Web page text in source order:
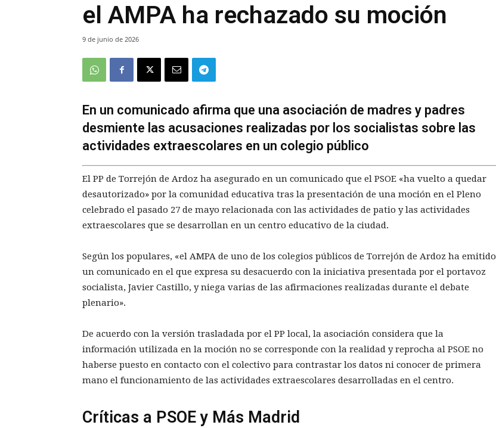
el AMPA ha rechazado su moción
9 de junio de 2026
En un comunicado afirma que una asociación de madres y padres
desmiente las acusaciones realizadas por los socialistas sobre las
actividades extraescolares en un colegio público
El PP de Torrejón de Ardoz ha asegurado en un comunicado que el PSOE «ha vuelto a quedar
desautorizado» por la comunidad educativa tras la presentación de una moción en el Pleno
celebrado el pasado 27 de mayo relacionada con las actividades de patio y las actividades
extraescolares que se desarrollan en un centro educativo de la ciudad.
Según los populares, «el AMPA de uno de los colegios públicos de Torrejón de Ardoz ha emitido
un comunicado en el que expresa su desacuerdo con la iniciativa presentada por el portavoz
socialista, Javier Castillo, y niega varias de las afirmaciones realizadas durante el debate
plenario».
De acuerdo con la versión trasladada por el PP local, la asociación considera que la
información utilizada en la moción no se corresponde con la realidad y reprocha al PSOE no
haberse puesto en contacto con el colectivo para contrastar los datos ni conocer de primera
mano el funcionamiento de las actividades extraescolares desarrolladas en el centro.
Críticas a PSOE y Más Madrid